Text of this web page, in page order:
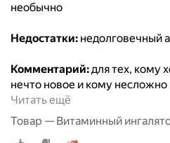
необычно
Недостатки: недолговечный
Комментарий:для тех, кому
нечто новое и кому несложно
Читать ещё
Товар — Витаминный